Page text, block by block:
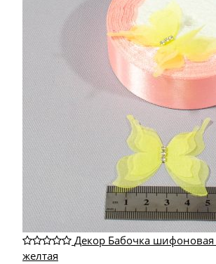
Декор Бабочка шифоновая
желтая